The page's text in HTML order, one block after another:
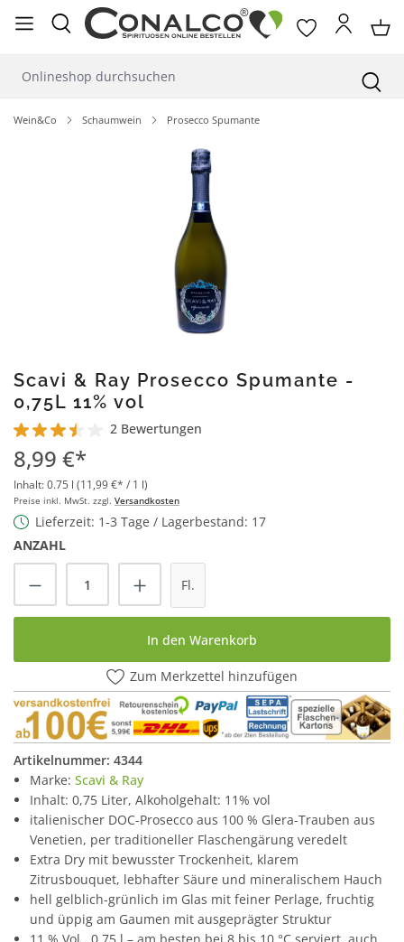
springen
Wein&Co Schaumwein Prosecco Spumante
Scavi & Ray Prosecco Spumante -
0,75L 11% vol
Durchschnittliche Bewertung von 3.5 von 5 Sternen
2 Bewertungen
8,99 €*
Inhalt:0.75 l (11,99 €* / 1 l)
Preise inkl. MwSt. zzgl. Versandkosten
Lieferzeit: 1-3 Tage / Lagerbestand: 17
ANZAHL
Produkt Anzahl: Gib den gewünschten
Fl.
In den Warenkorb
Zum Merkzettel hinzufügen
Artikelnummer: 4344
Marke: Scavi & Ray
Inhalt: 0,75 Liter, Alkoholgehalt: 11% vol
italienischer DOC-Prosecco aus 100 % Glera-Trauben aus
Venetien, per traditioneller Flaschengärung veredelt
Extra Dry mit bewusster Trockenheit, klarem
Zitrusbouquet, lebhafter Säure und mineralischem Hauch
hell gelblich-grünlich im Glas mit feiner Perlage, fruchtig
und üppig am Gaumen mit ausgeprägter Struktur